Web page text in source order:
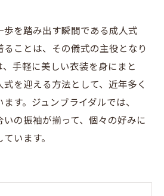
を踏み出す瞬間である成人式
ことは、その儀式の主役となり
手軽に美しい衣装を身にまと
を迎える方法として、近年多く
す。ジュンブライダルでは、
の振袖が揃って、個々の好みに
います。